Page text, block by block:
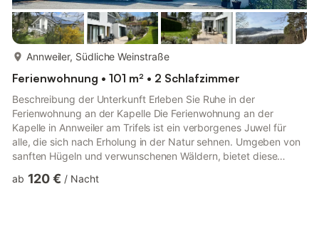
Annweiler, Südliche Weinstraße
Ferienwohnung • 101 m² • 2 Schlafzimmer
Beschreibung der Unterkunft Erleben Sie Ruhe in der
Ferienwohnung an der Kapelle Die Ferienwohnung an der
Kapelle in Annweiler am Trifels ist ein verborgenes Juwel für
alle, die sich nach Erholung in der Natur sehnen. Umgeben von
sanften Hügeln und verwunschenen Wäldern, bietet diese
Familien und Kleingruppen, die die Seele baumeln lassen
ab 120 € / Nacht